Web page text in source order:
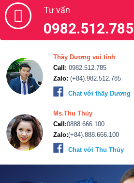
Tư vấn
0982.512.785
Thầy Dương vui tính
Call: 0982.512.785
Zalo: (+84).982.512.785
Chat với thầy Dương
Ms.Thu Thủy
Call:0888.666.100
Zalo:(+84).888.666.100
Chat với Thu Thủy